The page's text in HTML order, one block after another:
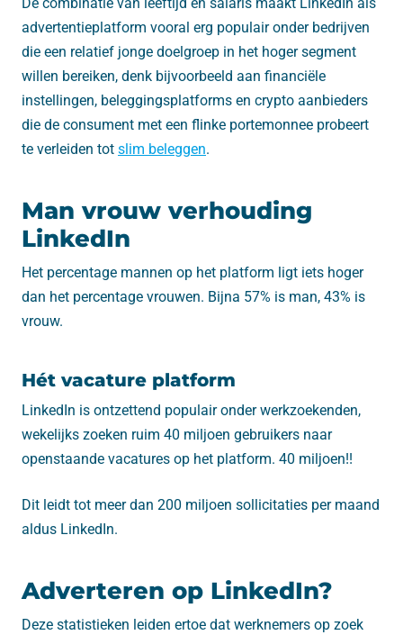
advertentieplatform vooral erg populair onder bedrijven
die een relatief jonge doelgroep in het hoger segment
willen bereiken, denk bijvoorbeeld aan financiële
instellingen, beleggingsplatforms en crypto aanbieders
die de consument met een flinke portemonnee probeert
te verleiden tot slim beleggen.
Man vrouw verhouding
LinkedIn
Het percentage mannen op het platform ligt iets hoger
dan het percentage vrouwen. Bijna 57% is man, 43% is
vrouw.
Hét vacature platform
LinkedIn is ontzettend populair onder werkzoekenden,
wekelijks zoeken ruim 40 miljoen gebruikers naar
openstaande vacatures op het platform. 40 miljoen!!
Dit leidt tot meer dan 200 miljoen sollicitaties per maand
aldus LinkedIn.
Adverteren op LinkedIn?
Deze statistieken leiden ertoe dat werknemers op zoek